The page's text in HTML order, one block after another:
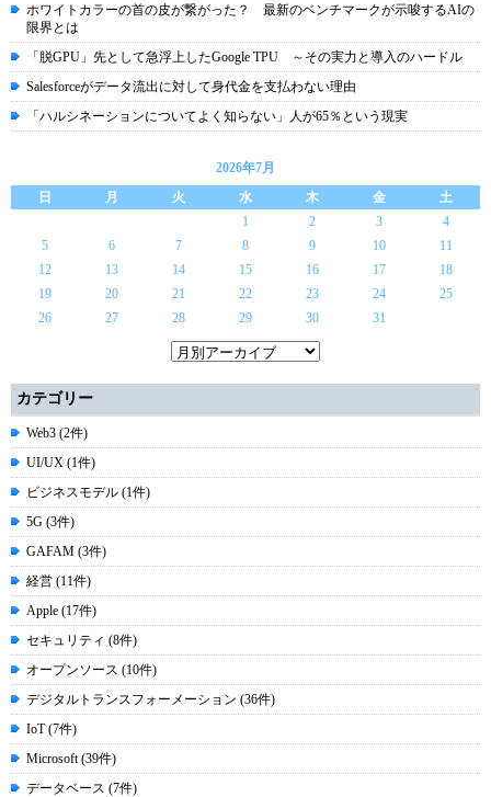
ホワイトカラーの首の皮が繋がった？ 最新のベンチマークが示唆するAIの
限界とは
「脱GPU」先として急浮上したGoogle TPU ～その実力と導入のハードル
Salesforceがデータ流出に対して身代金を支払わない理由
「ハルシネーションについてよく知らない」人が65％という現実
2026年7月
日
月 火 水 木 金
土
1
2 3
4
5
6 7 8 9 10
11
12
13 14 15 16 17
18
19
20 21 22 23 24
25
26
27 28 29 30 31
カテゴリー
Web3 (2件)
UI/UX (1件)
ビジネスモデル (1件)
5G (3件)
GAFAM (3件)
経営 (11件)
Apple (17件)
セキュリティ (8件)
オープンソース (10件)
デジタルトランスフォーメーション (36件)
IoT (7件)
Microsoft (39件)
データベース (7件)